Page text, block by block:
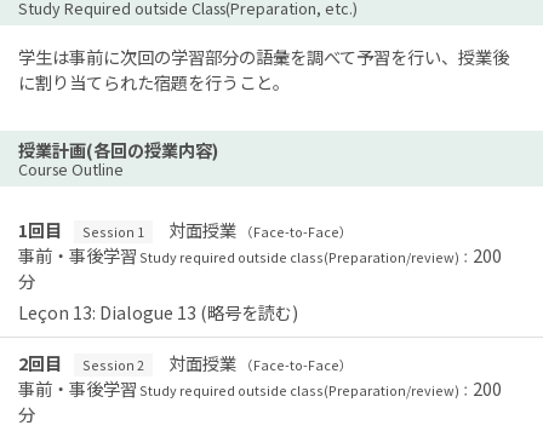
Study Required outside Class(Preparation, etc.)
学⽣は事前に次回の学習部分の語彙を調べて予習を⾏い、授業後
に割り当てられた宿題を⾏うこと。
授業計画(各回の授業内容)
Course Outline
1回目 Session 1 対面授業 （Face-to-Face）
事前・事後学習 Study required outside class(Preparation/review)： 200
分
Leçon 13: Dialogue 13 (略号を読む)
2回目
Session 2 対面授業 （Face-to-Face）
事前・事後学習 Study required outside class(Preparation/review)： 200
分